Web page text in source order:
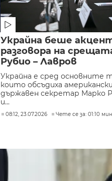
Украйна беше
разговора на
Рубио – Лавров
Украйна е сред основните
които обсъдиха
държавен секретар Марко
и...
08:12, 23.07.2026 Чете се за: 01:10